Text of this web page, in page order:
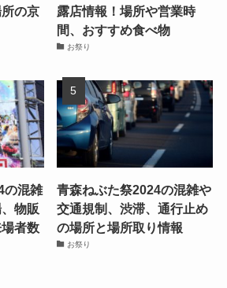
の京
露店情報！場所や営業時
間、おすすめ食べ物
お祭り
の混雑
物販
者数
青森ねぶた祭2024の混雑や
交通規制、渋滞、通行止め
の場所と場所取り情報
お祭り